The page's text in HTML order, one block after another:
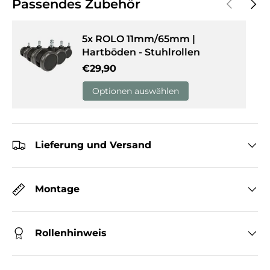
Passendes Zubehör
5x ROLO 11mm/65mm |
Hartböden - Stuhlrollen
Normaler Preis
€29,90
Optionen auswählen
Lieferung und Versand
Montage
Rollenhinweis